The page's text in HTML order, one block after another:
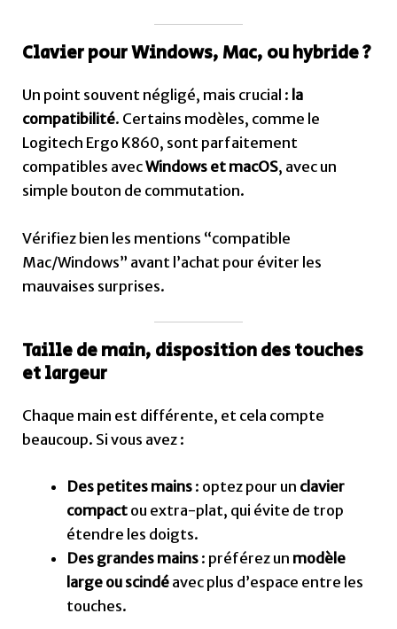
Clavier pour Windows, Mac, ou hybride ?
Un point souvent négligé, mais crucial : la
compatibilité. Certains modèles, comme le
Logitech Ergo K860, sont parfaitement
compatibles avecWindows et macOS, avec un
simple bouton de commutation.
Vérifiez bien les mentions “compatible
Mac/Windows” avant l’achat pour éviter les
mauvaises surprises.
Taille de main, disposition des touches
et largeur
Chaque main est différente, et cela compte
beaucoup. Si vous avez :
Des petites mains: optez pour un clavier
compactou extra-plat, qui évite de trop
étendre les doigts.
Des grandes mains: préférez un modèle
large ou scindéavec plus d’espace entre les
touches.